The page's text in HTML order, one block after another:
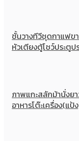
ชั้นวางทีวีชุดกาแฟข
หัวเตียงตู้โชว์ประตูป
ภาพแกะสลักม้านั่งย
อาหารโต๊ะเครื่อง(แป้